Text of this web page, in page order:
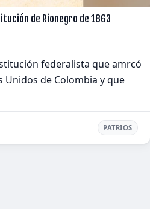
de Rionegro de 1863
federalista que amrcó
Unidos de Colombia y que
PATRIOS